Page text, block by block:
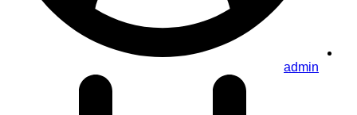
admin